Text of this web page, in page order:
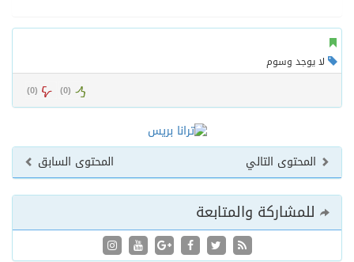
لا يوجد وسوم
(
0
) (
0
)
المحتوى السابق المحتوى التالي
للمشاركة والمتابعة